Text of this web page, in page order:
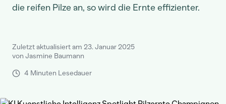
die reifen Pilze an, so wird die Ernte effizienter.
Zuletzt aktualisiert am 23. Januar 2025
von Jasmine Baumann
4 Minuten Lesedauer